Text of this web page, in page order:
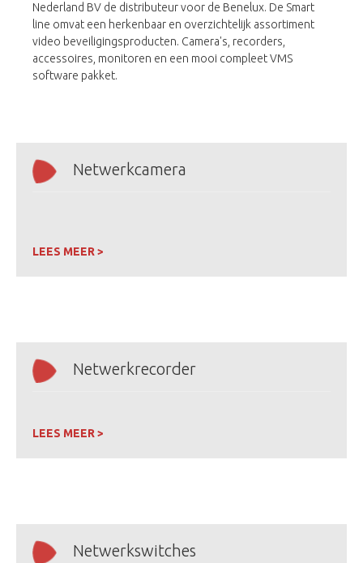
Nederland BV de distributeur voor de Benelux. De Smart
line omvat een herkenbaar en overzichtelijk assortiment
video beveiligingsproducten. Camera's, recorders,
accessoires, monitoren en een mooi compleet VMS
software pakket.
Netwerkcamera
LEES MEER >
Netwerkrecorder
LEES MEER >
Netwerkswitches